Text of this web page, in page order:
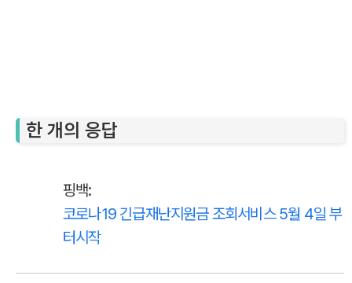
한 개의 응답
핑백:
코로나19 긴급재난지원금 조회서비스 5월 4일 부
터시작